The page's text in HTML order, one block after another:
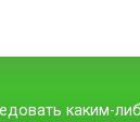
каким-